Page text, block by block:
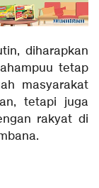
diharapkan
tetap
masyarakat
tetapi juga
rakyat di